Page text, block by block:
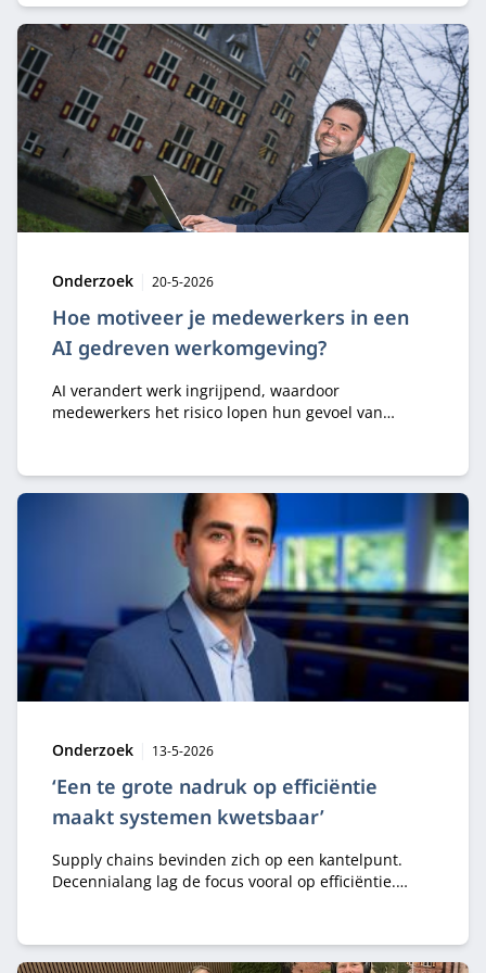
digitalisering, AI en innovatie.
Hoe motiveer je medewerkers in een
AI gedreven werkomgeving?
Type:
Onderzoek Publicatiedatum:
20-5-2026
AI verandert werk ingrijpend, waardoor
medewerkers het risico lopen hun gevoel van
organisaties AI moeten inzetten om mensen te
versterken in plaats van te vervangen, zodat
professionals maker blijven van hun eigen werk.
‘Een te grote nadruk op efficiëntie
maakt systemen kwetsbaar’
Type:
Onderzoek Publicatiedatum:
13-5-2026
Supply chains bevinden zich op een kantelpunt.
Decennialang lag de focus vooral op efficiëntie.
dwingen organisaties om deze aanpak te
heroverwegen. In zijn oratie presenteert professor